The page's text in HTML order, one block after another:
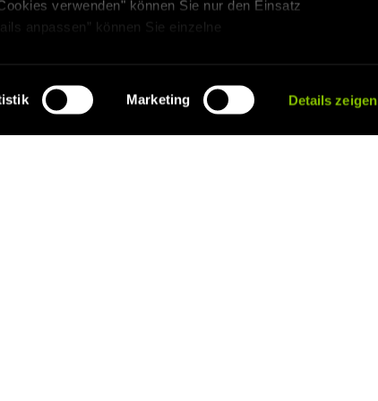
verwenden" können Sie nur den Einsatz
anpassen” können Sie einzelne
Marketing Details zeigen